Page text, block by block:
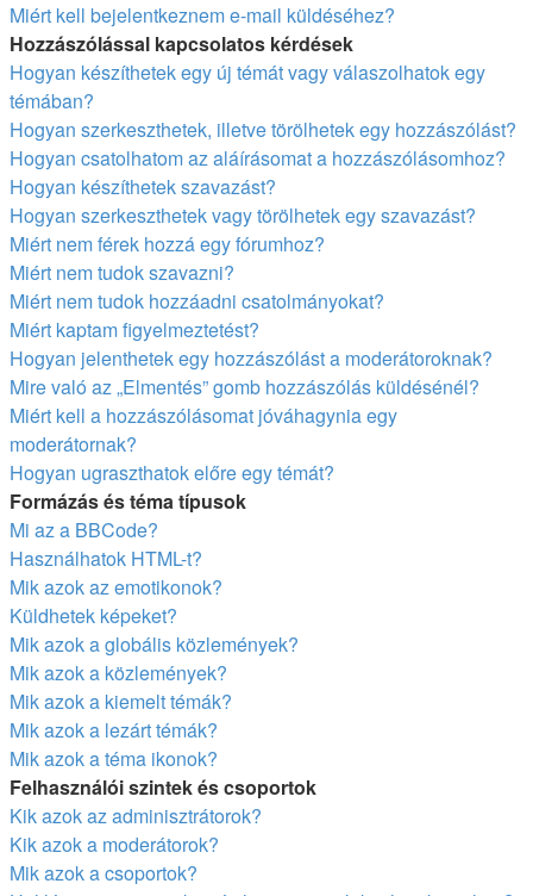
Miért kell bejelentkeznem e-mail küldéséhez?
Hozzászólással kapcsolatos kérdések
Hogyan készíthetek egy új témát vagy válaszolhatok egy
témában?
Hogyan szerkeszthetek, illetve törölhetek egy hozzászólást?
Hogyan csatolhatom az aláírásomat a hozzászólásomhoz?
Hogyan készíthetek szavazást?
Hogyan szerkeszthetek vagy törölhetek egy szavazást?
Miért nem férek hozzá egy fórumhoz?
Miért nem tudok szavazni?
Miért nem tudok hozzáadni csatolmányokat?
Miért kaptam figyelmeztetést?
Hogyan jelenthetek egy hozzászólást a moderátoroknak?
Mire való az „Elmentés” gomb hozzászólás küldésénél?
Miért kell a hozzászólásomat jóváhagynia egy
moderátornak?
Hogyan ugraszthatok előre egy témát?
Formázás és téma típusok
Mi az a BBCode?
Használhatok HTML-t?
Mik azok az emotikonok?
Küldhetek képeket?
Mik azok a globális közlemények?
Mik azok a közlemények?
Mik azok a kiemelt témák?
Mik azok a lezárt témák?
Mik azok a téma ikonok?
Felhasználói szintek és csoportok
Kik azok az adminisztrátorok?
Kik azok a moderátorok?
Mik azok a csoportok?